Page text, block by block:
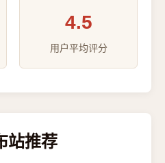
4.5
用户平均评分
站推荐